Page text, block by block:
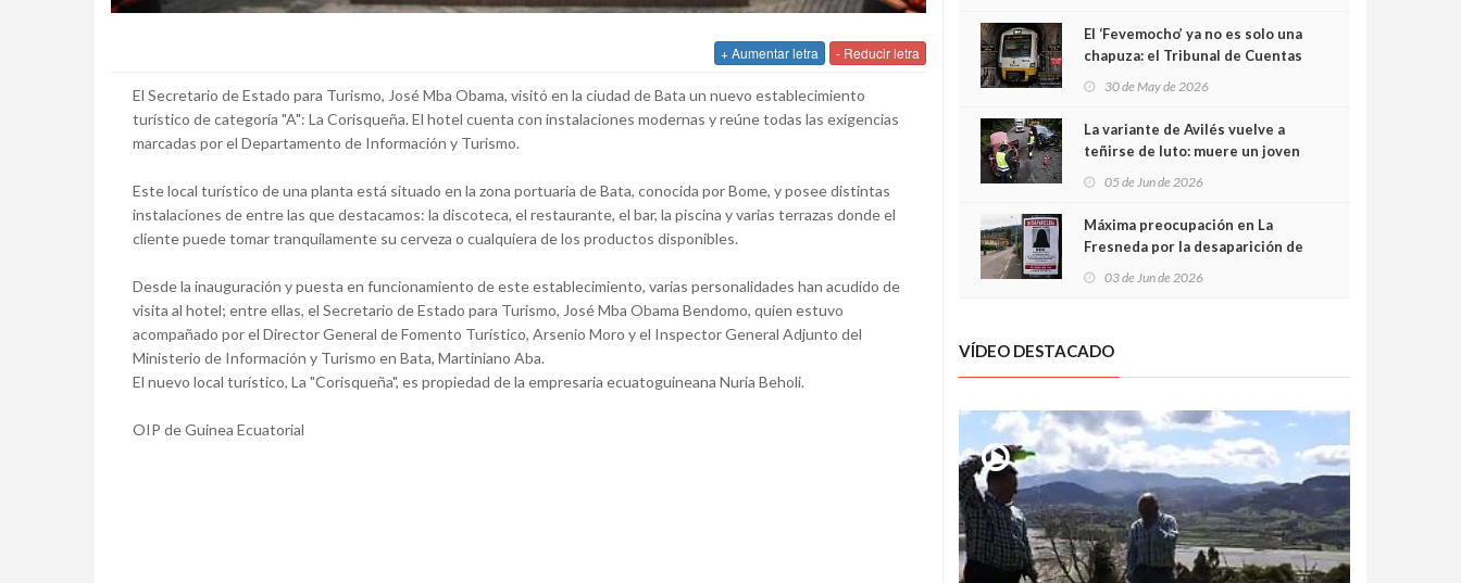
+ Aumentar letra - Reducir letra
El Secretario de Estado para Turismo, José Mba Obama, visitó en la ciudad de Bata un nuevo establecimiento
turístico de categoría "A": La Corisqueña. El hotel cuenta con instalaciones modernas y reúne todas las exigencias
marcadas por el Departamento de Información y Turismo.
Este local turístico de una planta está situado en la zona portuaria de Bata, conocida por Bome, y posee distintas
instalaciones de entre las que destacamos: la discoteca, el restaurante, el bar, la piscina y varias terrazas donde el
cliente puede tomar tranquilamente su cerveza o cualquiera de los productos disponibles.
Desde la inauguración y puesta en funcionamiento de este establecimiento, varias personalidades han acudido de
visita al hotel; entre ellas, el Secretario de Estado para Turismo, José Mba Obama Bendomo, quien estuvo
acompañado por el Director General de Fomento Turístico, Arsenio Moro y el Inspector General Adjunto del
Ministerio de Información y Turismo en Bata, Martiniano Aba.
El nuevo local turístico, La "Corisqueña", es propiedad de la empresaria ecuatoguineana Nuria Beholi.
OIP de Guinea Ecuatorial
El ‘Fevemocho’ ya no es solo una
chapuza: el Tribunal de Cuentas
sobrecoste de los trenes que no
cabían por los túneles
30 de May de 2026
La variante de Avilés vuelve a
teñirse de luto: muere un joven
05 de Jun de 2026
Máxima preocupación en La
Fresneda por la desaparición de
03 de Jun de 2026
VÍDEO DESTACADO